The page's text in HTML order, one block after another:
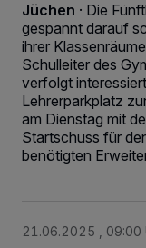
Jüchen · Die
gespannt darauf
ihrer
Schulleiter des
verfolgt
Lehrerparkplatz
am Dienstag mit
Startschuss für
benötigten
21.06.2025 , 09:00